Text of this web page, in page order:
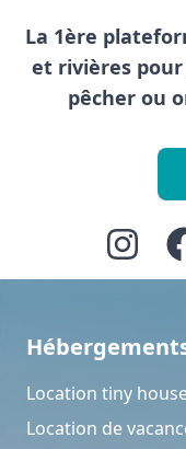
La 1ère
et rivières pour
pêcher ou
Location tiny
Location de